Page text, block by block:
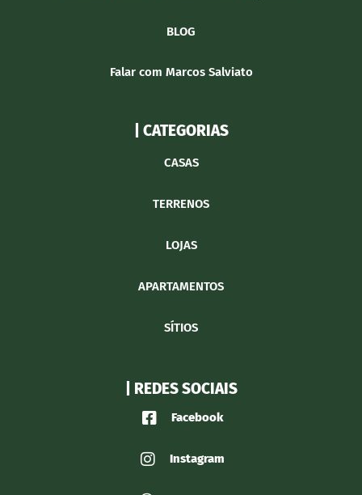
BLOG
Falar com Marcos Salviato
| CATEGORIAS
CASAS
TERRENOS
LOJAS
APARTAMENTOS
SÍTIOS
| REDES SOCIAIS
Facebook
Instagram